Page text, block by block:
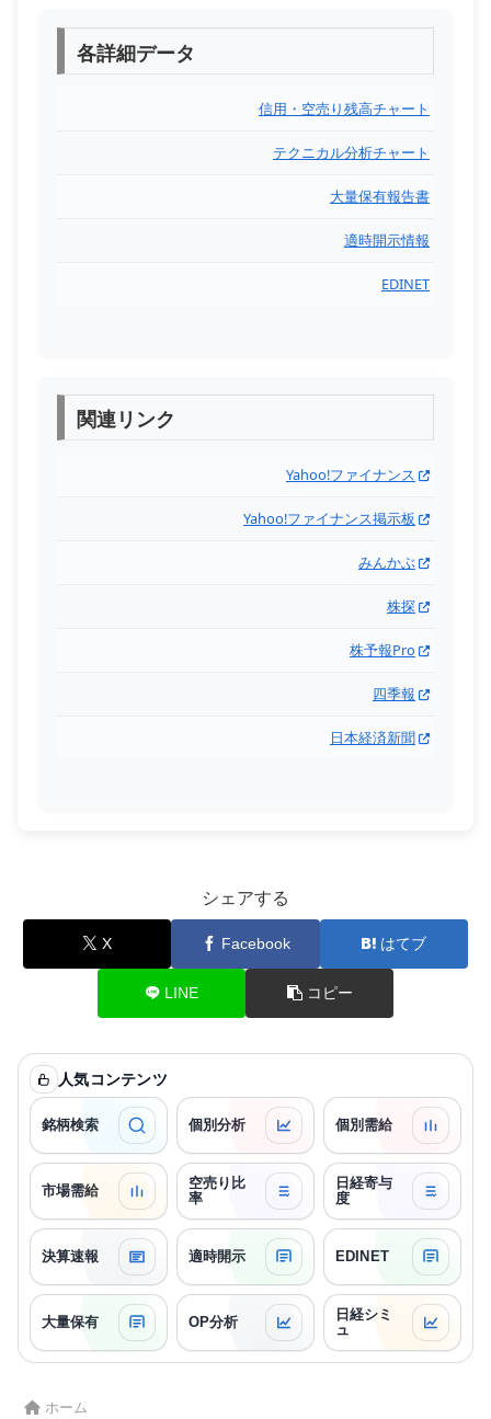
各詳細データ
信用・空売り残高チャート
テクニカル分析チャート
大量保有報告書
適時開示情報
EDINET
関連リンク
Yahoo!ファイナンス
Yahoo!ファイナンス掲示板
みんかぶ
株探
株予報Pro
四季報
日本経済新聞
シェアする
X Facebook はてブ
LINE コピー
人気コンテンツ
銘柄検索 個別分析 個別需給
市場需給
空売り比
率
日経寄与
度
決算速報 適時開示 EDINET
大量保有 OP分析
日経シミ
ュ
ホーム